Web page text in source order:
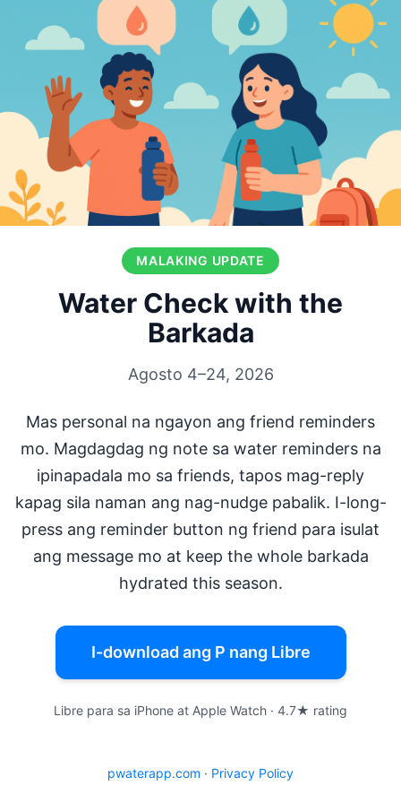
MALAKING UPDATE
Water Check with the
Barkada
Agosto 4–24, 2026
Mas personal na ngayon ang friend reminders
mo. Magdagdag ng note sa water reminders na
ipinapadala mo sa friends, tapos mag-reply
kapag sila naman ang nag-nudge pabalik. I-long-
press ang reminder button ng friend para isulat
ang message mo at keep the whole barkada
hydrated this season.
I-download ang P nang Libre
Libre para sa iPhone at Apple Watch · 4.7★ rating
pwaterapp.com · Privacy Policy